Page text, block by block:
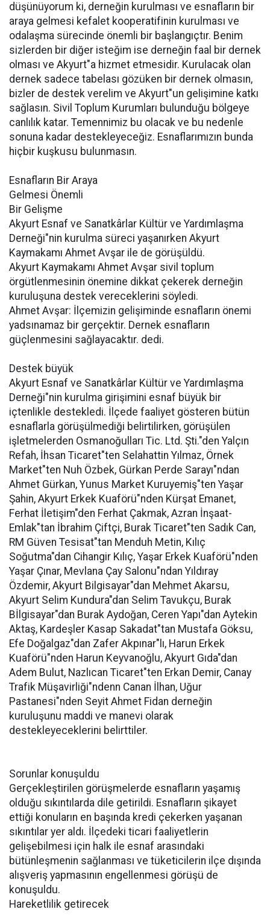
düşünüyorum ki, derneğin kurulması ve esnafların bir
araya gelmesi kefalet kooperatifinin kurulması ve
odalaşma sürecinde önemli bir başlangıçtır. Benim
sizlerden bir diğer isteğim ise derneğin faal bir dernek
olması ve Akyurt"a hizmet etmesidir. Kurulacak olan
dernek sadece tabelası gözüken bir dernek olmasın,
bizler de destek verelim ve Akyurt"un gelişimine katkı
sağlasın. Sivil Toplum Kurumları bulunduğu bölgeye
canlılık katar. Temennimiz bu olacak ve bu nedenle
sonuna kadar destekleyeceğiz. Esnaflarımızın bunda
hiçbir kuşkusu bulunmasın.
Esnafların Bir Araya
Gelmesi Önemli
Bir Gelişme
Akyurt Esnaf ve Sanatkârlar Kültür ve Yardımlaşma
Derneği"nin kurulma süreci yaşanırken Akyurt
Kaymakamı Ahmet Avşar ile de görüşüldü.
Akyurt Kaymakamı Ahmet Avşar sivil toplum
örgütlenmesinin önemine dikkat çekerek derneğin
kuruluşuna destek vereceklerini söyledi.
Ahmet Avşar: İlçemizin gelişiminde esnafların önemi
yadsınamaz bir gerçektir. Dernek esnafların
güçlenmesini sağlayacaktır. dedi.
Destek büyük
Akyurt Esnaf ve Sanatkârlar Kültür ve Yardımlaşma
Derneği"nin kurulma girişimini esnaf büyük bir
içtenlikle destekledi. İlçede faaliyet gösteren bütün
esnaflarla görüşülmediği belirtilirken, görüşülen
işletmelerden Osmanoğulları Tic. Ltd. Şti."den Yalçın
Refah, İhsan Ticaret"ten Selahattin Yılmaz, Örnek
Market"ten Nuh Özbek, Gürkan Perde Sarayı"ndan
Ahmet Gürkan, Yunus Market Kuruyemiş"ten Yaşar
Şahin, Akyurt Erkek Kuaförü"nden Kürşat Emanet,
Ferhat İletişim"den Ferhat Çakmak, Azran İnşaat-
Emlak"tan İbrahim Çiftçi, Burak Ticaret"ten Sadık Can,
RM Güven Tesisat"tan Menduh Metin, Kılıç
Soğutma"dan Cihangir Kılıç, Yaşar Erkek Kuaförü"nden
Yaşar Çınar, Mevlana Çay Salonu"ndan Yıldıray
Özdemir, Akyurt Bilgisayar"dan Mehmet Akarsu,
Akyurt Selim Kundura"dan Selim Tavukçu, Burak
Bİlgisayar"dan Burak Aydoğan, Ceren Yapı"dan Aytekin
Aktaş, Kardeşler Kasap Sakadat"tan Mustafa Göksu,
Efe Doğalgaz"dan Zafer Akpınar"lı, Harun Erkek
Kuaförü"nden Harun Keyvanoğlu, Akyurt Gıda"dan
Adem Bulut, Nazlıcan Ticaret"ten Erkan Demir, Canay
Trafik Müşavirliği"ndenn Canan İlhan, Uğur
Pastanesi"nden Seyit Ahmet Fidan derneğin
kuruluşunu maddi ve manevi olarak
destekleyeceklerini belirttiler.
Sorunlar konuşuldu
Gerçekleştirilen görüşmelerde esnafların yaşamış
olduğu sıkıntılarda dile getirildi. Esnafların şikayet
ettiği konuların en başında kredi çekerken yaşanan
sıkıntılar yer aldı. İlçedeki ticari faaliyetlerin
gelişebilmesi için halk ile esnaf arasındaki
bütünleşmenin sağlanması ve tüketicilerin ilçe dışında
alışveriş yapmasının engellenmesi görüşü de
konuşuldu.
Hareketlilik getirecek